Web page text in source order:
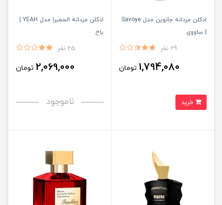
ادکلن مردانه جانوین مدل Savoye
| ساووی
29 نفر
1,794,080 تومان
ادكلن مردانه الحمبرا مدل YEAH |
ياح
25 نفر
2,069,000 تومان
ناموجود